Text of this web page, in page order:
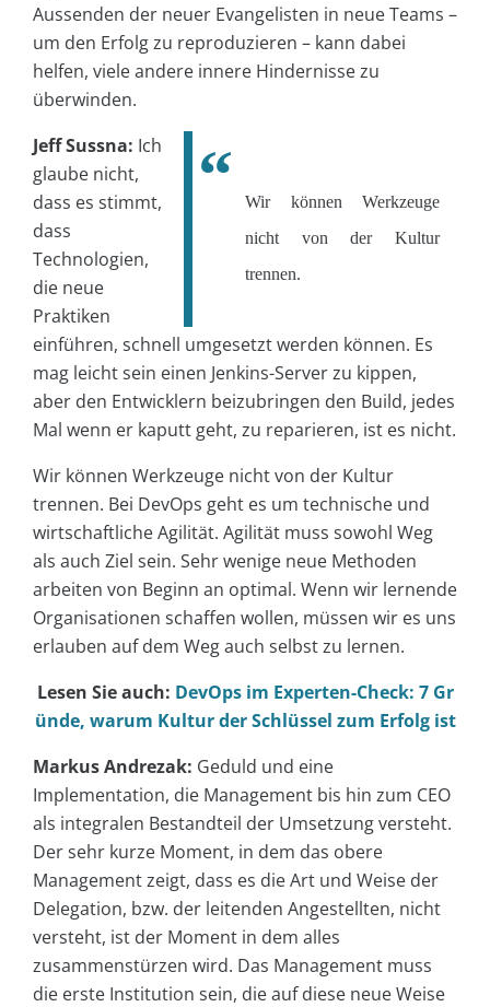
Aussenden der neuer Evangelisten in neue Teams –
um den Erfolg zu reproduzieren – kann dabei
helfen, viele andere innere Hindernisse zu
überwinden.
Wir können Werkzeuge
nicht von der Kultur
trennen.
Jeff Sussna: Ich
glaube nicht,
dass es stimmt,
dass
Technologien,
die neue
Praktiken
einführen, schnell umgesetzt werden können. Es
mag leicht sein einen Jenkins-Server zu kippen,
aber den Entwicklern beizubringen den Build, jedes
Mal wenn er kaputt geht, zu reparieren, ist es nicht.
Wir können Werkzeuge nicht von der Kultur
trennen. Bei DevOps geht es um technische und
wirtschaftliche Agilität. Agilität muss sowohl Weg
als auch Ziel sein. Sehr wenige neue Methoden
arbeiten von Beginn an optimal. Wenn wir lernende
Organisationen schaffen wollen, müssen wir es uns
erlauben auf dem Weg auch selbst zu lernen.
Lesen Sie auch: DevOps im Experten-Check: 7 Gr
ünde, warum Kultur der Schlüssel zum Erfolg ist
Markus Andrezak: Geduld und eine
Implementation, die Management bis hin zum CEO
als integralen Bestandteil der Umsetzung versteht.
Der sehr kurze Moment, in dem das obere
Management zeigt, dass es die Art und Weise der
Delegation, bzw. der leitenden Angestellten, nicht
versteht, ist der Moment in dem alles
zusammenstürzen wird. Das Management muss
die erste Institution sein, die auf diese neue Weise